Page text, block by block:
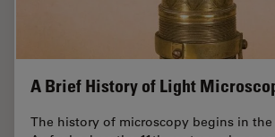
A Brief History of Light
The history of microscopy begins in the